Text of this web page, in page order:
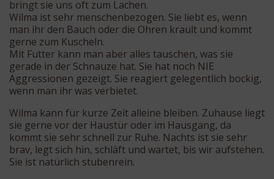
bringt sie uns oft zum Lachen.
Wilma ist sehr menschenbezogen. Sie liebt es, wenn
man ihr den Bauch oder die Ohren krault und kommt
gerne zum Kuscheln.
Mit Futter kann man aber alles tauschen, was sie
gerade in der Schnauze hat. Sie hat noch NIE
Aggressionen gezeigt. Sie reagiert gelegentlich bockig,
wenn man ihr was verbietet.
Wilma kann für kurze Zeit alleine bleiben. Zuhause liegt
sie gerne vor der Haustür oder im Hausgang, da
kommt sie sehr schnell zur Ruhe. Nachts ist sie sehr
brav, legt sich hin, schläft und wartet, bis wir aufstehen.
Sie ist natürlich stubenrein.